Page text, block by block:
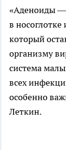
«Аденоиды —
в
который
организму
система
всех
особенно
Леткин.